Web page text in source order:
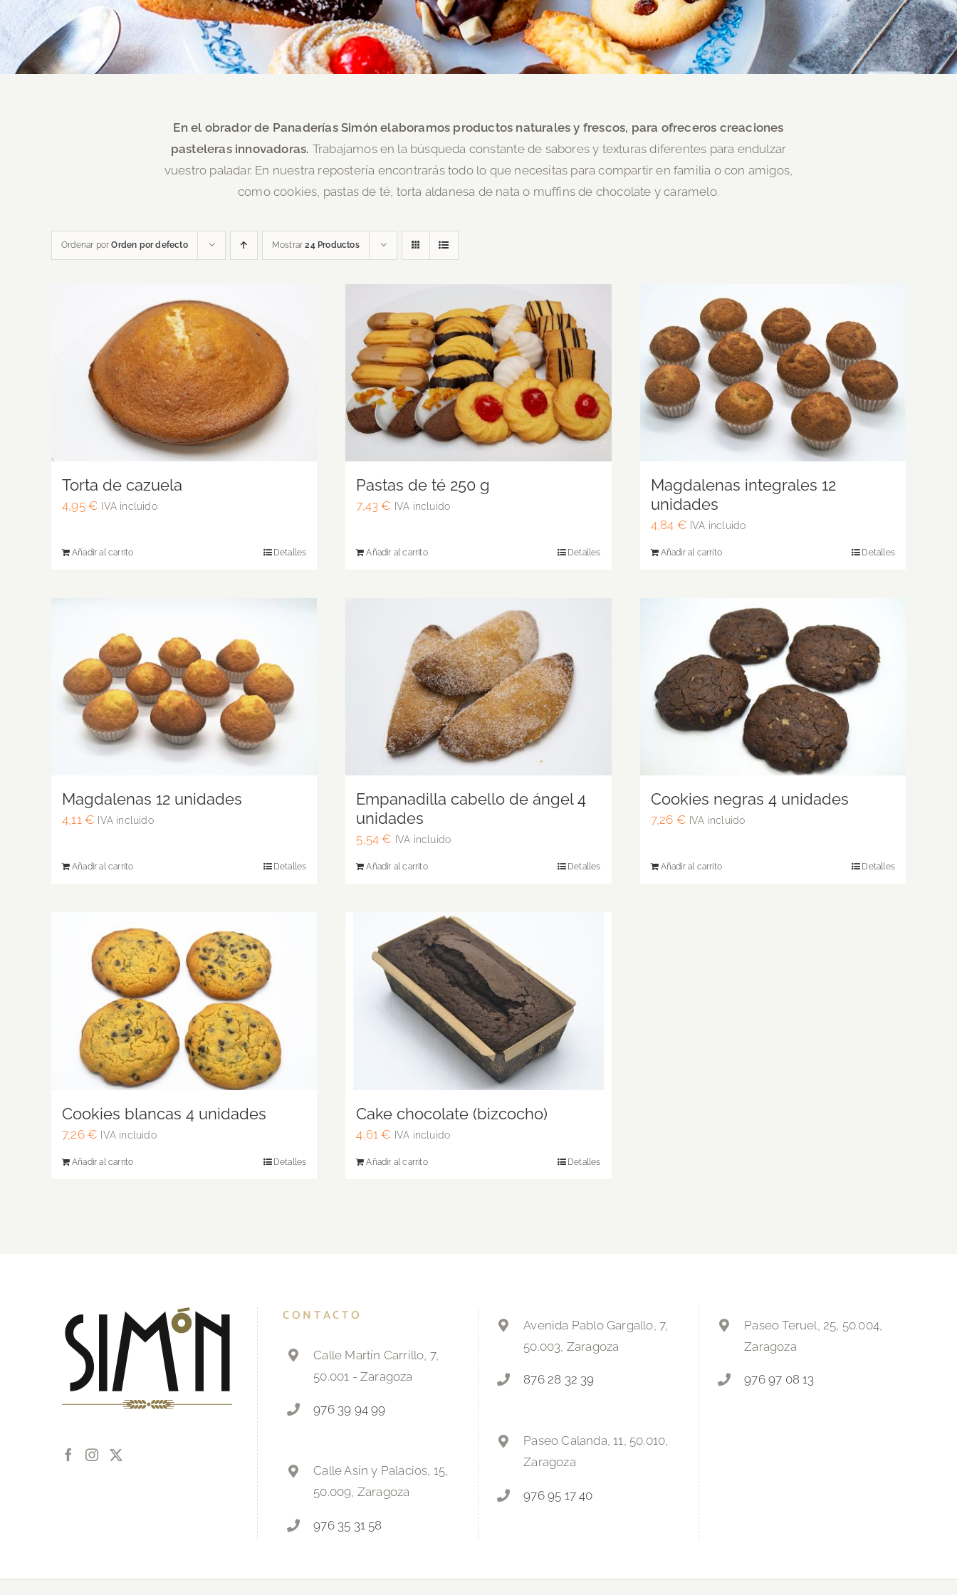
En el obrador de Panaderías Simón elaboramos productos naturales y frescos, para ofreceros creaciones
pasteleras innovadoras. Trabajamos en la búsqueda constante de sabores y texturas diferentes para endulzar
vuestro paladar. En nuestra repostería encontrarás todo lo que necesitas para compartir en familia o con amigos,
como cookies, pastas de té, torta aldanesa de nata o muffins de chocolate y caramelo.
Ordenar porOrden por defecto Mostrar24 Productos
Torta de cazuela
4,95 € IVA incluido
Añadir al carrito Detalles
Pastas de té 250 g
7,43€ IVA incluido
Añadir al carrito Detalles
Magdalenas integrales 12
unidades
4,84 € IVA incluido
Añadir al carrito Detalles
Magdalenas 12 unidades
4,11 € IVA incluido
Añadir al carrito Detalles
Empanadilla cabello de ángel 4
unidades
5,54€ IVA incluido
Añadir al carrito Detalles
Cookies negras 4 unidades
7,26 € IVA incluido
Añadir al carrito Detalles
Cookies blancas 4 unidades
7,26 € IVA incluido
Añadir al carrito Detalles
Cake chocolate (bizcocho)
4,61€ IVA incluido
Añadir al carrito Detalles
CONTACTO
Calle Martín Carrillo, 7,
50.001 - Zaragoza
976 39 94 99
Calle Asín y Palacios, 15,
50.009, Zaragoza
976 35 31 58
Avenida Pablo Gargallo, 7,
50.003, Zaragoza
876 28 32 39
Paseo Calanda, 11, 50.010,
Zaragoza
976 95 17 40
Paseo Teruel, 25, 50.004,
Zaragoza
976 97 08 13